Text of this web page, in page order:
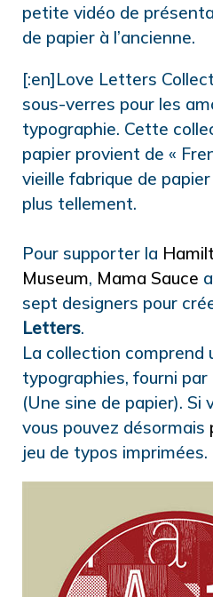
petite vidéo de
de papier à l’ancienne.
[:en]Love Letters
sous-verres pour les
typographie. Cette
papier provient de «
vieille fabrique de
plus tellement.
Pour supporter la
Museum, Mama Sauce
sept designers pour
Letters.
La collection
typographies, fourni par
(Une sine de papier). Si
vous pouvez désormais
jeu de typos imprimées.